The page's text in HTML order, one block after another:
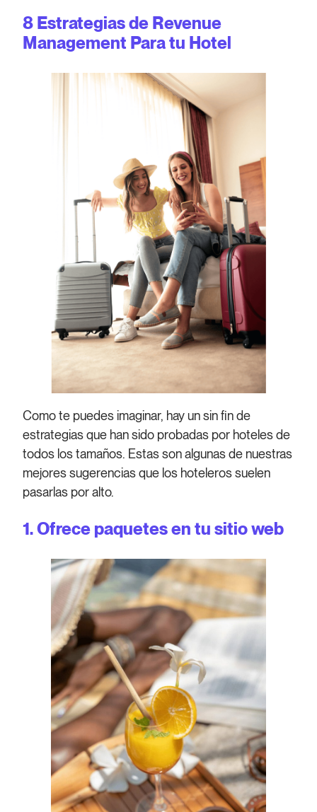
8 Estrategias de Revenue
Management Para tu Hotel
Como te puedes imaginar, hay un sin fin de
estrategias que han sido probadas por hoteles de
todos los tamaños. Estas son algunas de nuestras
mejores sugerencias que los hoteleros suelen
pasarlas por alto.
1. Ofrece paquetes en tu sitio web